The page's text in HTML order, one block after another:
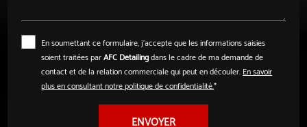
En soumettant ce formulaire, j'accepte que les informations saisies
soient traitées parAFC Detailingdans le cadre de ma demande de
contact et de la relation commerciale qui peut en découler.En savoir
plus en consultant notre politique de confidentialité.*